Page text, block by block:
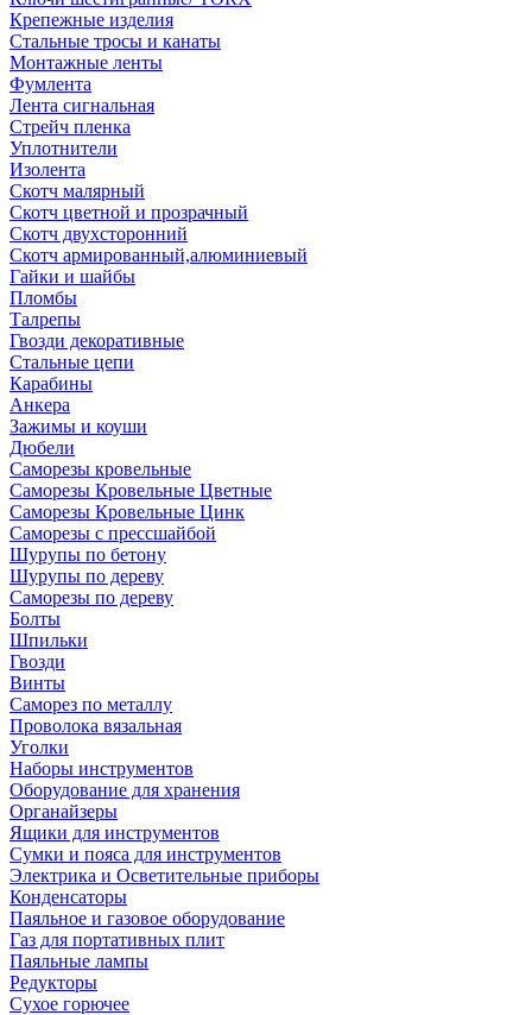
Крепежные изделия
Стальные тросы и канаты
Монтажные ленты
Фумлента
Лента сигнальная
Стрейч пленка
Уплотнители
Изолента
Скотч малярный
Скотч цветной и прозрачный
Скотч двухсторонний
Скотч армированный,алюминиевый
Гайки и шайбы
Пломбы
Талрепы
Гвозди декоративные
Стальные цепи
Карабины
Анкера
Зажимы и коуши
Дюбели
Саморезы кровельные
Саморезы Кровельные Цветные
Саморезы Кровельные Цинк
Саморезы с прессшайбой
Шурупы по бетону
Шурупы по дереву
Саморезы по дереву
Болты
Шпильки
Гвозди
Винты
Саморез по металлу
Проволока вязальная
Уголки
Наборы инструментов
Оборудование для хранения
Органайзеры
Ящики для инструментов
Сумки и пояса для инструментов
Электрика и Осветительные приборы
Конденсаторы
Паяльное и газовое оборудование
Газ для портативных плит
Паяльные лампы
Редукторы
Сухое горючее